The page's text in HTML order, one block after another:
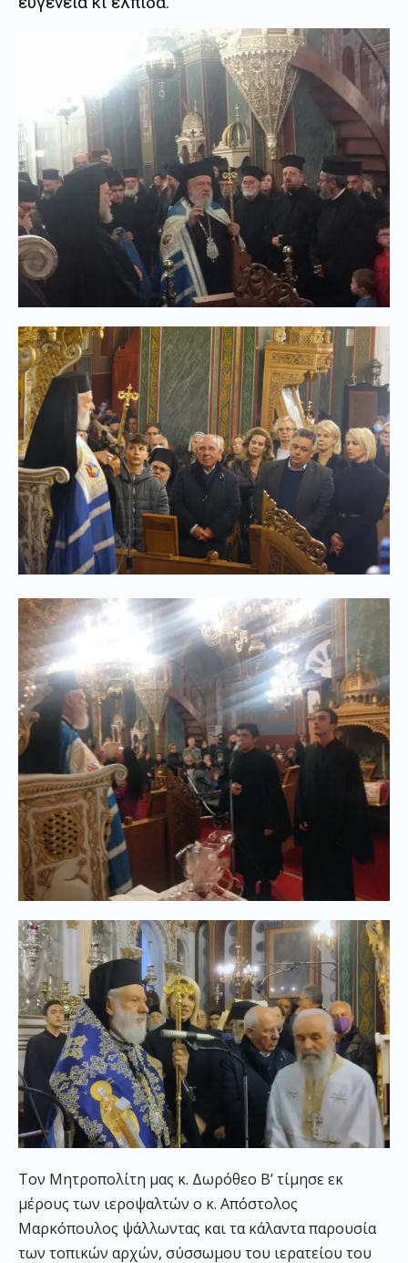
Τον Μητροπολίτη μας κ. Δωρόθεο Β’ τίμησε εκ
μέρους των ιεροψαλτών ο κ. Απόστολος
Μαρκόπουλος ψάλλωντας και τα κάλαντα παρουσία
των τοπικών αρχών, σύσσωμου του ιερατείου του